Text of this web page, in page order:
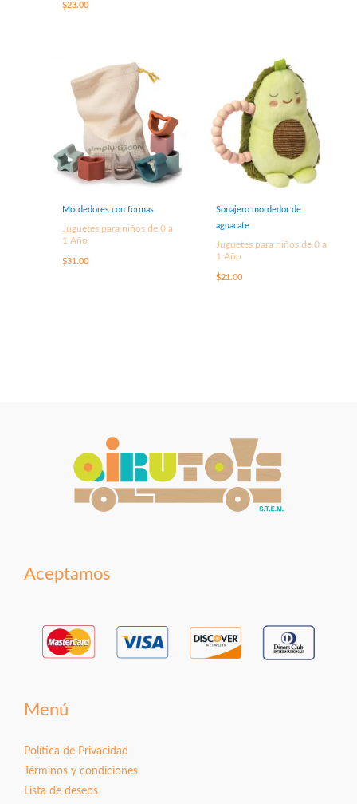
$23.00
Mordedores con formas
Juguetes para niños de 0 a
1 Año
$31.00
Sonajero mordedor de
aguacate
Juguetes para niños de 0 a
1 Año
$21.00
Aceptamos
Menú
Política de Privacidad
Términos y condiciones
Lista de deseos